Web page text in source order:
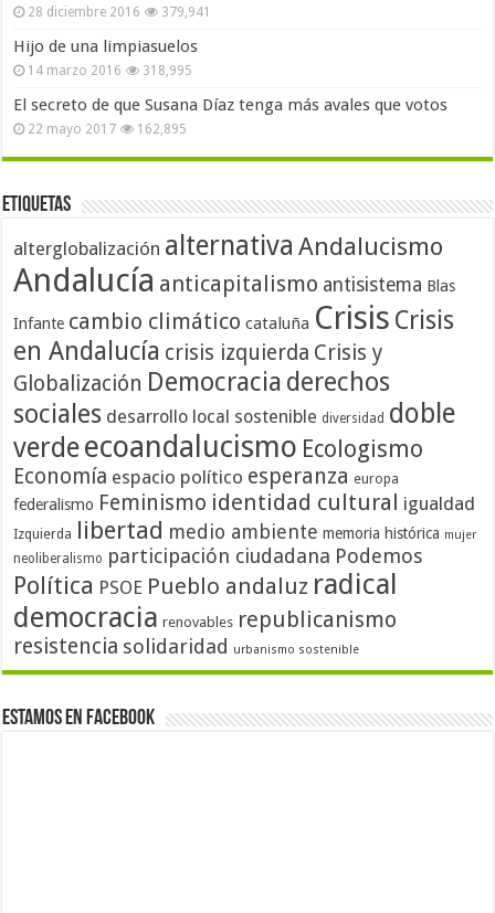
28 diciembre 2016 379,941
Hijo de una limpiasuelos
14 marzo 2016 318,995
El secreto de que Susana Díaz tenga más avales que votos
22 mayo 2017 162,895
Etiquetas
alterglobalización alternativa Andalucismo
Andalucía anticapitalismo antisistema Blas
Infante cambio climático cataluña Crisis Crisis
en Andalucía crisis izquierda Crisis y
Globalización Democracia derechos
sociales desarrollo local sostenible diversidad doble
verdeecoandalucismo Ecologismo
Economía espacio político esperanza europa
federalismo Feminismo identidad cultural igualdad
Izquierda libertad medio ambiente memoria histórica mujer
neoliberalismo participación ciudadana Podemos
Política PSOE Pueblo andaluz radical
democracia renovables republicanismo
resistencia solidaridad urbanismo sostenible
Estamos en Facebook